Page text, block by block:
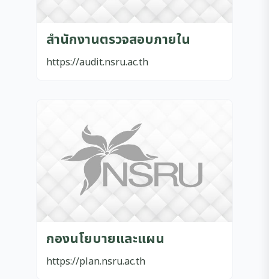
สำนักงานตรวจสอบภายใน
https://audit.nsru.ac.th
กองนโยบายและแผน
https://plan.nsru.ac.th